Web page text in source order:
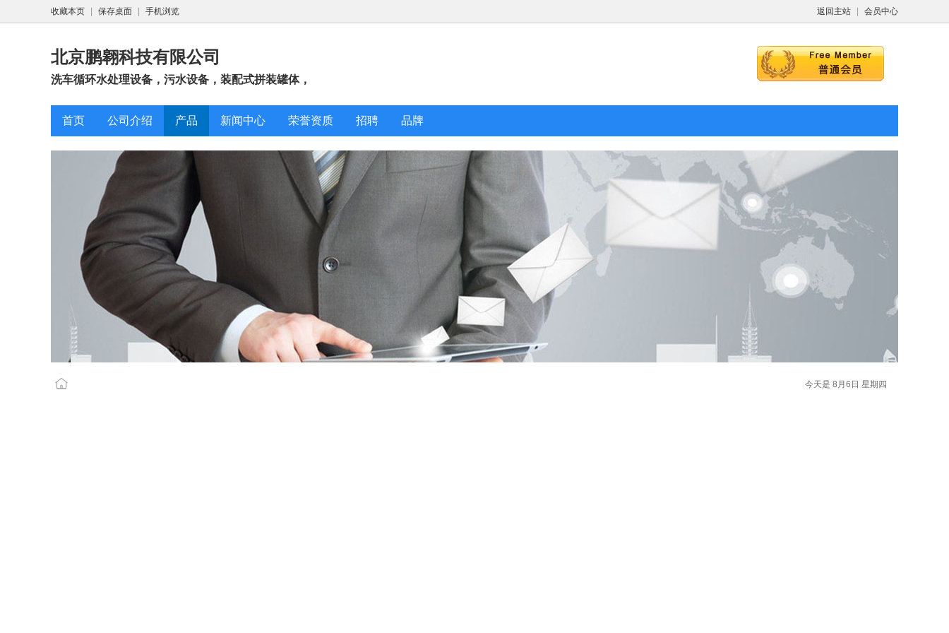
返回主站 会员中心
收藏本页 保存桌面 手机浏览
北京鹏翱科技有限公司
洗车循环水处理设备，污水设备，装配式拼装罐体，
首页 公司介绍 产品 新闻中心 荣誉资质 招聘 品牌
今天是 8月6日 星期四